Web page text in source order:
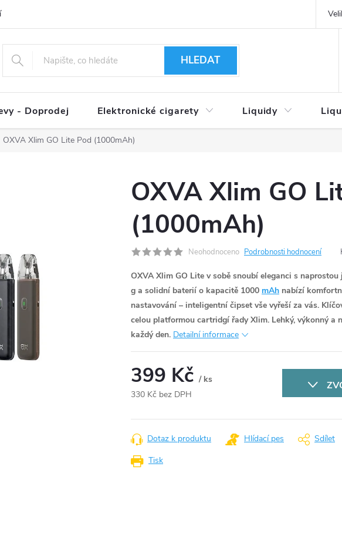
HLEDAT
- Doprodej Elektronické cigarety Liquidy
OXVA Xlim GO Lite Pod (1000mAh)
OXVA Xlim GO
(1000mAh)
Neohodnoceno Podrobnosti hodnocení
OXVA Xlim GO Lite v sobě snoubí eleganci s
g a solidní baterií o kapacitě 1000 mAh nabízí
nastavování – inteligentní čipset vše vyřeší za vás.
celou platformou cartridgí řady Xlim. Lehký, výkonný a
každý den. Detailní informace
399 Kč / ks
330 Kč bez DPH
cena:
Tisk
Dotaz k produktu Hlídací pes Sdílet